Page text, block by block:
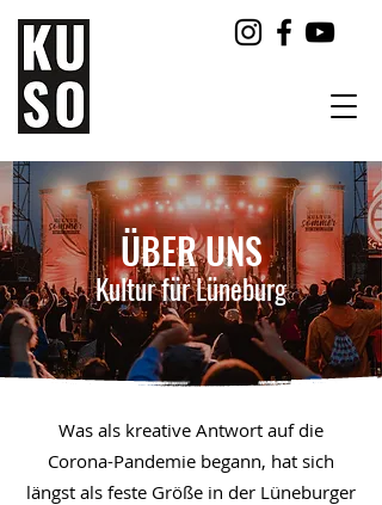
ÜBER UNS
Kultur für Lüneburg
Was als kreative Antwort auf die
Corona-Pandemie begann, hat sich
längst als feste Größe in der Lüneburger